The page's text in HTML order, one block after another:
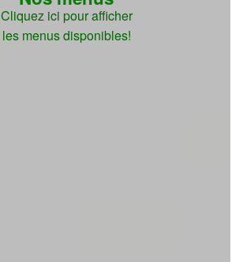
Cliquez ici pour afficher
les menus disponibles!